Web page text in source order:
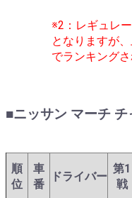
※2：レギュレ
となりますが
でランキングさ
■ニッサン マーチ
順
位
車
番
ドライバー
第1
戦